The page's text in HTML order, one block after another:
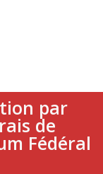
par
de
Fédéral